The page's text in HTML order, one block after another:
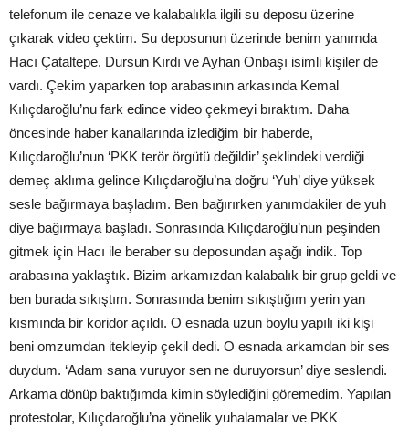
telefonum ile cenaze ve kalabalıkla ilgili su deposu üzerine
çıkarak video çektim. Su deposunun üzerinde benim yanımda
Hacı Çataltepe, Dursun Kırdı ve Ayhan Onbaşı isimli kişiler de
vardı. Çekim yaparken top arabasının arkasında Kemal
Kılıçdaroğlu’nu fark edince video çekmeyi bıraktım. Daha
öncesinde haber kanallarında izlediğim bir haberde,
Kılıçdaroğlu’nun ‘PKK terör örgütü değildir’ şeklindeki verdiği
demeç aklıma gelince Kılıçdaroğlu’na doğru ‘Yuh’ diye yüksek
sesle bağırmaya başladım. Ben bağırırken yanımdakiler de yuh
diye bağırmaya başladı. Sonrasında Kılıçdaroğlu’nun peşinden
gitmek için Hacı ile beraber su deposundan aşağı indik. Top
arabasına yaklaştık. Bizim arkamızdan kalabalık bir grup geldi ve
ben burada sıkıştım. Sonrasında benim sıkıştığım yerin yan
kısmında bir koridor açıldı. O esnada uzun boylu yapılı iki kişi
beni omzumdan itekleyip çekil dedi. O esnada arkamdan bir ses
duydum. ‘Adam sana vuruyor sen ne duruyorsun’ diye seslendi.
Arkama dönüp baktığımda kimin söylediğini göremedim. Yapılan
protestolar, Kılıçdaroğlu’na yönelik yuhalamalar ve PKK